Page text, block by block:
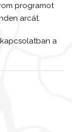
programot
arcát.
a